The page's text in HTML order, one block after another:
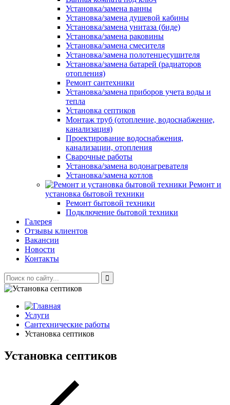
Установка/замена ванны
Установка/замена душевой кабины
Установка/замена унитаза (биде)
Установка/замена раковины
Установка/замена смесителя
Установка/замена полотенцесушителя
Установка/замена батарей (радиаторов
отопления)
Ремонт сантехники
Установка/замена приборов учета воды и
тепла
Установка септиков
Монтаж труб (отопление, водоснабжение,
канализация)
Проектирование водоснабжения,
канализации, отопления
Сварочные работы
Установка/замена водонагревателя
Установка/замена котлов
Ремонт и
установка бытовой техники
Ремонт бытовой техники
Подключение бытовой техники
Галерея
Отзывы клиентов
Вакансии
Новости
Контакты
Услуги
Сантехнические работы
Установка септиков
Установка септиков